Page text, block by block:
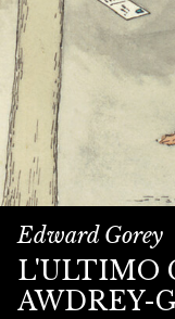
Edward Gorey
L'ULTIMO
AWDREY-